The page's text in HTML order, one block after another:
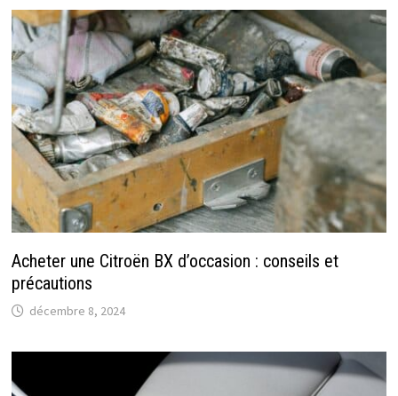
Acheter une Citroën BX d’occasion : conseils et
précautions
décembre 8, 2024